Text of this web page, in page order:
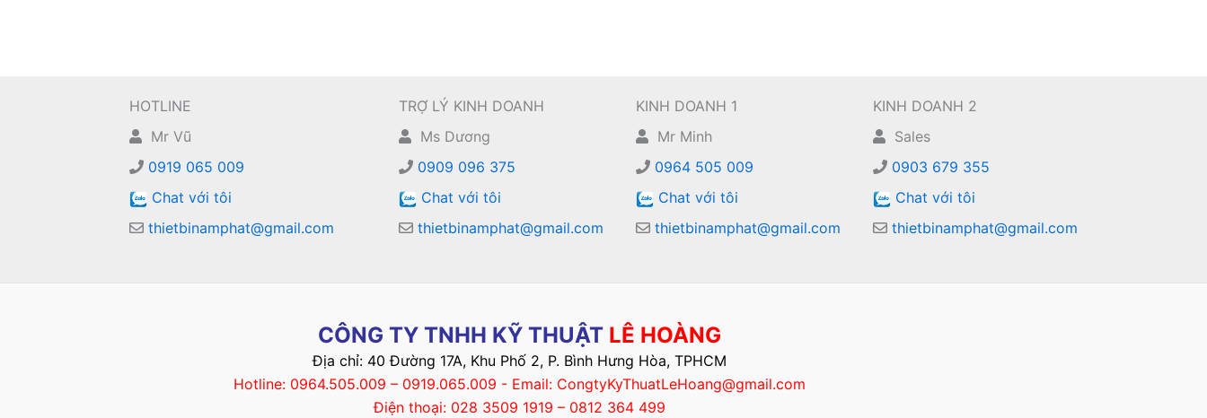
HOTLINE
Mr Vũ
0919 065 009
Chat với tôi
thietbinamphat@gmail.com
TRỢ LÝ KINH DOANH
Ms Dương
0909 096 375
Chat với tôi
thietbinamphat@gmail.com
KINH DOANH 1
Mr Minh
0964 505 009
Chat với tôi
thietbinamphat@gmail.com
KINH DOANH 2
Sales
0903 679 355
Chat với tôi
thietbinamphat@gmail.com
CÔNG TY TNHH KỸ THUẬT LÊ HOÀNG
Địa chỉ: 40 Đường 17A, Khu Phố 2, P. Bình Hưng Hòa, TPHCM
Hotline: 0964.505.009 – 0919.065.009 - Email: CongtyKyThuatLeHoang@gmail.com
Điện thoại: 028 3509 1919 – 0812 364 499